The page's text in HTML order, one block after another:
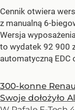
Cennik otwiera
z manualną 6-
Wersja
to wydatek 92 900
automatyczną EDC
300-konne
Swoje dołożyło